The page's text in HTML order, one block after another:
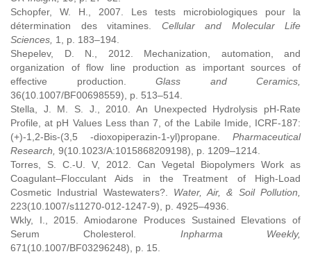
Schopfer, W. H., 2007. Les tests microbiologiques pour la
détermination des vitamines. Cellular and Molecular Life
Sciences, 1, p. 183–194.
Shepelev, D. N., 2012. Mechanization, automation, and
organization of flow line production as important sources of
effective production. Glass and Ceramics,
36(10.1007/BF00698559), p. 513–514.
Stella, J. M. S. J., 2010. An Unexpected Hydrolysis pH-Rate
Profile, at pH Values Less than 7, of the Labile Imide, ICRF-187:
(+)-1,2-Bis-(3,5 -dioxopiperazin-1-yl)propane. Pharmaceutical
Research, 9(10.1023/A:1015868209198), p. 1209–1214.
Torres, S. C.-U. V, 2012. Can Vegetal Biopolymers Work as
Coagulant–Flocculant Aids in the Treatment of High-Load
Cosmetic Industrial Wastewaters?. Water, Air, & Soil Pollution,
223(10.1007/s11270-012-1247-9), p. 4925–4936.
Wkly, I., 2015. Amiodarone Produces Sustained Elevations of
Serum Cholesterol. Inpharma Weekly,
671(10.1007/BF03296248), p. 15.